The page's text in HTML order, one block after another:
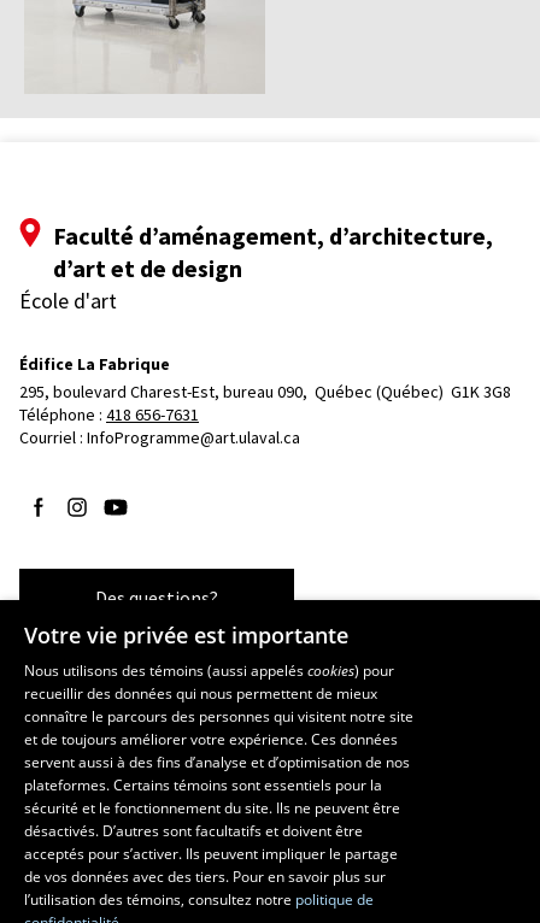
Faculté d’aménagement, d’architecture,
d’art et de design
École d'art
Édifice La Fabrique
295, boulevard Charest-Est, bureau 090, Québec (Québec)  G1K 3G8
Téléphone : 418 656-7631
Courriel : InfoProgramme@art.ulaval.ca
Suivez-nous sur Facebook
Suivez-nous sur Instagram
Suivez-nous sur YouTube
Des questions?
Les écoles et la recherche
École supérieure d’aménagement du territoire et de développement
régional
École d’architecture
École de design
Centre de recherche en aménagement et développement
Votre vie privée est importante
Nous utilisons des témoins (aussi appeléscookies) pour
recueillir des données qui nous permettent de mieux
connaître le parcours des personnes qui visitent notre site
et de toujours améliorer votre expérience. Ces données
servent aussi à des fins d’analyse et d’optimisation de nos
plateformes. Certains témoins sont essentiels pour la
sécurité et le fonctionnement du site. Ils ne peuvent être
désactivés. D’autres sont facultatifs et doivent être
acceptés pour s’activer. Ils peuvent impliquer le partage
de vos données avec des tiers. Pour en savoir plus sur
l’utilisation des témoins, consultez notre politique de